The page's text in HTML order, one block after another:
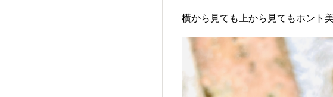
横から見ても上から見てもホント